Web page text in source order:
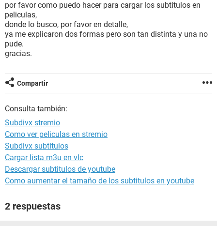
por favor como puedo hacer para cargar los subtitulos en
peliculas,
donde lo busco, por favor en detalle,
ya me explicaron dos formas pero son tan distinta y una no
pude.
gracias.
Compartir
Consulta también:
Subdivx stremio
Como ver peliculas en stremio
Subdivx subtítulos
Cargar lista m3u en vlc
Descargar subtitulos de youtube
Como aumentar el tamaño de los subtitulos en youtube
2 respuestas